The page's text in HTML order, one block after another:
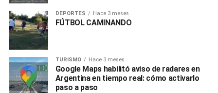
DEPORTES Hace 3 meses
FÚTBOL CAMINANDO
TURISMO Hace 3 meses
Google Maps habilitó aviso de radares en
Argentina en tiempo real: cómo activarlo
paso a paso